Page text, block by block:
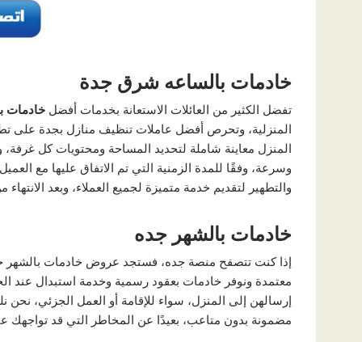
خادمات بالساعه شرق جدة
تفضل الكثير من العائلات الاستعانة بخدمات أفضل خادمات
المنزلية، وتحرص أفضل عاملات تنظيف منازل بجدة على
المنزل معاينة شاملة لتحديد المساحة ومحتويات كل
وسرعة، وفقًا للمدة الزمنية التي تم الاتفاق عليها مع
والتطهير لتقديم خدمة متميزة لجميع العملاء، وبعد
خادمات بالشهر جده
إذا كنت تتصفح منصة جده، فستجد عروض خادمات بالشهر
معتمدة ونوفر خادمات بعقود رسمية وخدمة استبدال عند
إرسالهن إلى المنزل، سواء للإقامة أو العمل الجزئي، نحن
مضمونة بدون متاعب، بعيدًا عن المخاطر التي قد تواجهك